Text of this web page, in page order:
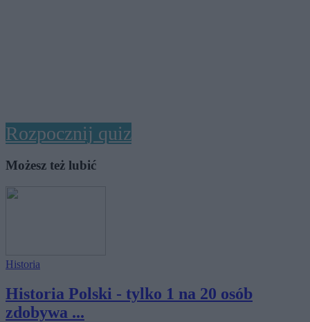
Rozpocznij quiz
Możesz też lubić
Historia
Historia Polski - tylko 1 na 20 osób
zdobywa ...